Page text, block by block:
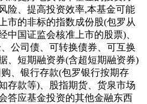
险、提高投资效率,本基金可能
市的非标的指数成份股(包罗从
中国证监会核准上市的股票)、
公司债、可转换债券、可互换
、短期融资券(含超短期融资券)
、银行存款(包罗银行按期存
存款等)、股指期货、货泉市场
答应基金投资的其他金融东西